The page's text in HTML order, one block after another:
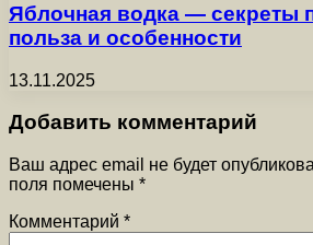
Яблочная водка — секреты
польза и особенности
13.11.2025
Добавить комментарий
Ваш адрес email не будет
поля помечены *
Комментарий *